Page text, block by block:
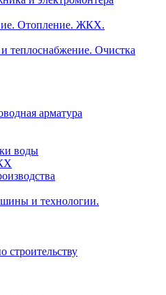
Отопление. ЖКХ.
Очистка
арматура
воды
и технологии.
строительству